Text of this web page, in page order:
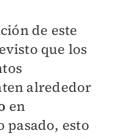
de este
que los
alrededor
en
pasado, esto